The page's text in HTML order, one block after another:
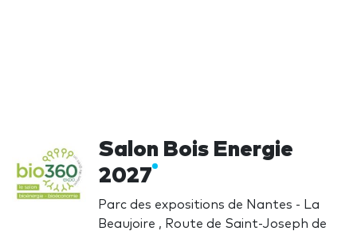
Salon Bois Energie
2027
Parc des expositions de Nantes - La
Beaujoire , Route de Saint-Joseph de